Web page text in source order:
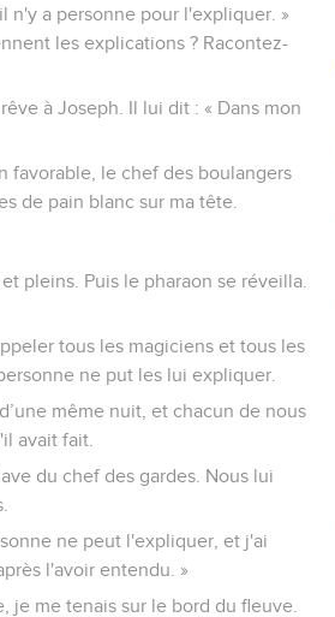
n'y a personne pour l'expliquer. »
les explications ? Racontez-
à Joseph. Il lui dit : « Dans mon
favorable, le chef des boulangers
de pain blanc sur ma tête.
pleins. Puis le pharaon se réveilla.
tous les magiciens et tous les
ne put les lui expliquer.
même nuit, et chacun de nous
avait fait.
du chef des gardes. Nous lui
ne peut l'expliquer, et j'ai
l'avoir entendu. »
je me tenais sur le bord du fleuve.